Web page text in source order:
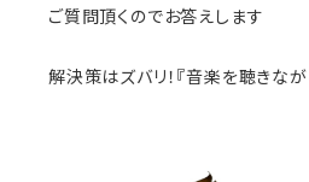
ご質問頂くのでお答えします
解決策はズバリ！『音楽を聴きな